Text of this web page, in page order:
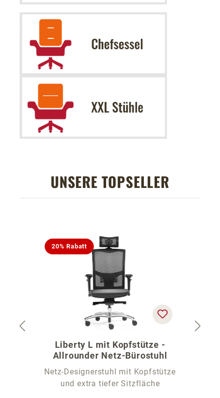
UNSERE TOPSELLER
20% Rabatt
Liberty L mit Kopfstütze -
Allrounder Netz-Bürostuhl
Netz-Designerstuhl mit Kopfstütze
und extra tiefer Sitzfläche